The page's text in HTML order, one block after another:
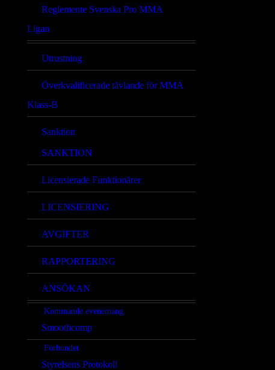
Reglemente Svenska Pro MMA
Ligan
Utrustning
Överkvalificerade tävlande för MMA
Klass-B
Sanktion
SANKTION
Licensierade Funktionärer
LICENSIERING
AVGIFTER
RAPPORTERING
ANSÖKAN
Kommande evenemang
Smoothcomp
Förbundet
Styrelsens Protokoll